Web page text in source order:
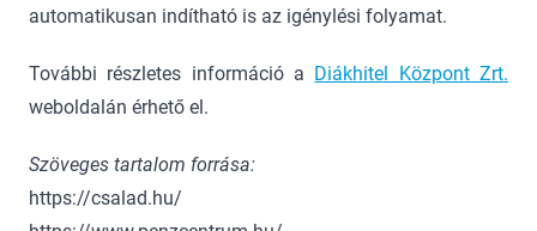
automatikusan indítható is az igénylési folyamat.
További részletes információ a Diákhitel Központ Zrt.
weboldalán érhető el.
Szöveges tartalom forrása:
https://csalad.hu/